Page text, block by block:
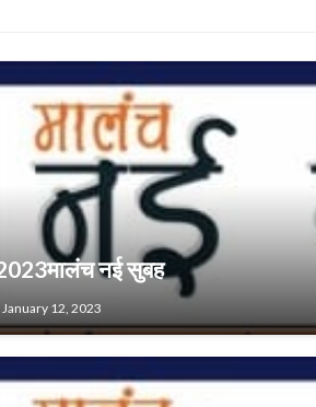
नई सुबह
January 12, 2023